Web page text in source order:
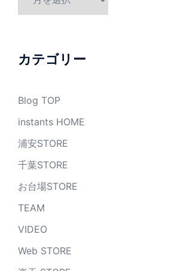
ブ
カテゴリー
Blog TOP
instants HOME
浦安STORE
千葉STORE
お台場STORE
TEAM
VIDEO
Web STORE